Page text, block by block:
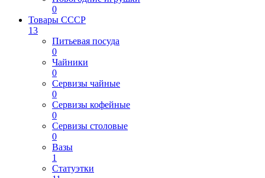
0
Товары СССР
13
Питьевая посуда
0
Чайники
0
Сервизы чайные
0
Сервизы кофейные
0
Сервизы столовые
0
Вазы
1
Статуэтки